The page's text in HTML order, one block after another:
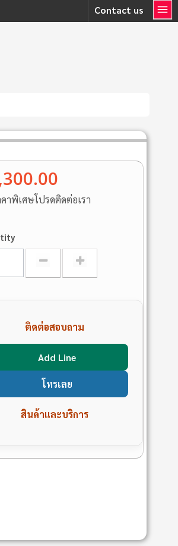
Contact us
าพิเศษโปรดติดต่อเรา
ติดต่อสอบถาม
Add Line
โทรเลย
สินค้าและบริการ